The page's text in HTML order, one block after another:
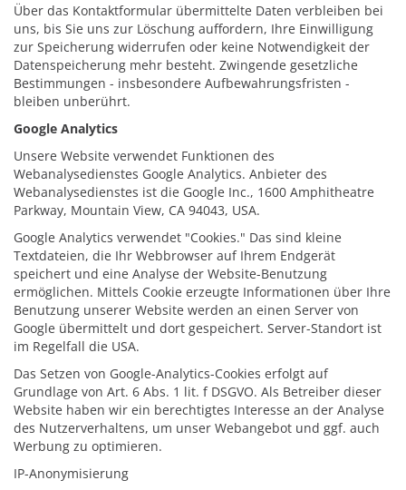
Über das Kontaktformular übermittelte Daten verbleiben bei
uns, bis Sie uns zur Löschung auffordern, Ihre Einwilligung
zur Speicherung widerrufen oder keine Notwendigkeit der
Datenspeicherung mehr besteht. Zwingende gesetzliche
Bestimmungen - insbesondere Aufbewahrungsfristen -
bleiben unberührt.
Google Analytics
Unsere Website verwendet Funktionen des
Webanalysedienstes Google Analytics. Anbieter des
Webanalysedienstes ist die Google Inc., 1600 Amphitheatre
Parkway, Mountain View, CA 94043, USA.
Google Analytics verwendet "Cookies." Das sind kleine
Textdateien, die Ihr Webbrowser auf Ihrem Endgerät
speichert und eine Analyse der Website-Benutzung
ermöglichen. Mittels Cookie erzeugte Informationen über Ihre
Benutzung unserer Website werden an einen Server von
Google übermittelt und dort gespeichert. Server-Standort ist
im Regelfall die USA.
Das Setzen von Google-Analytics-Cookies erfolgt auf
Grundlage von Art. 6 Abs. 1 lit. f DSGVO. Als Betreiber dieser
Website haben wir ein berechtigtes Interesse an der Analyse
des Nutzerverhaltens, um unser Webangebot und ggf. auch
Werbung zu optimieren.
IP-Anonymisierung